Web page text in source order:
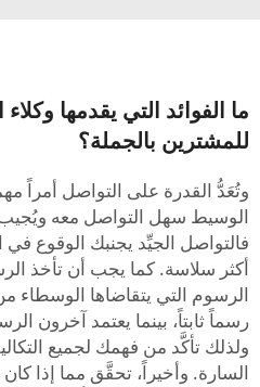
ما الفوائد التي يقدمها
للمشترين بالجملة؟
وتُعَدُّ القدرة على التواصل أمراً
الوسيط سهل التواصل معه
فالتواصل الجيِّد يجنبك الوقوع
أكثر سلاسة. كما يجب أن تأخذ
الرسوم التي يتقاضاها
رسماً ثابتاً، بينما يعتمد آخرون
ولذلك تأكَّد من فهمك لجميع
السارة. وأخيراً، تحقَّق مما إذا